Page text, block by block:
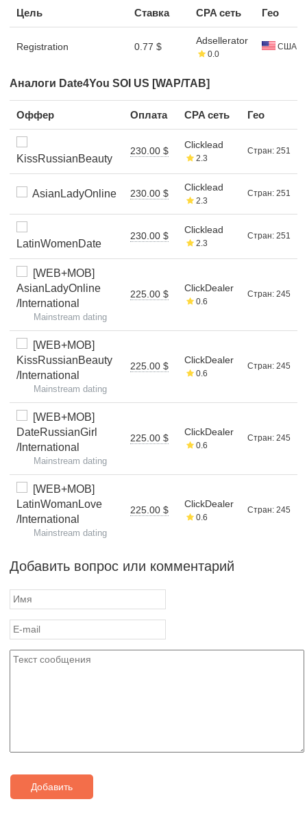
Цель Ставка CPA сеть Гео
Registration 0.77 $
Adsellerator
0.0
США
Аналоги Date4You SOI US [WAP/TAB]
Оффер Оплата CPA сеть Гео
KissRussianBeauty
230.00 $
Clicklead
2.3
Стран: 251
AsianLadyOnline 230.00 $
Clicklead
2.3
Стран: 251
LatinWomenDate
230.00 $
Clicklead
2.3
Стран: 251
[WEB+MOB]
AsianLadyOnline
/International
Mainstream dating
225.00 $
ClickDealer
0.6
Стран: 245
[WEB+MOB]
KissRussianBeauty
/International
Mainstream dating
225.00 $
ClickDealer
0.6
Стран: 245
[WEB+MOB]
DateRussianGirl
/International
Mainstream dating
225.00 $
ClickDealer
0.6
Стран: 245
[WEB+MOB]
LatinWomanLove
/International
Mainstream dating
225.00 $
ClickDealer
0.6
Стран: 245
Добавить вопрос или комментарий
Добавить